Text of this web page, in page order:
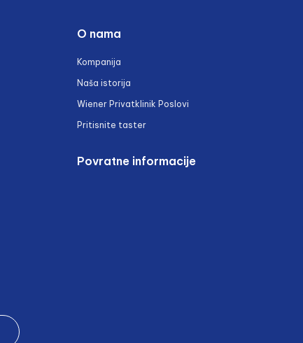
O nama
Kompanija
Naša istorija
Wiener Privatklinik Poslovi
Pritisnite taster
Povratne informacije